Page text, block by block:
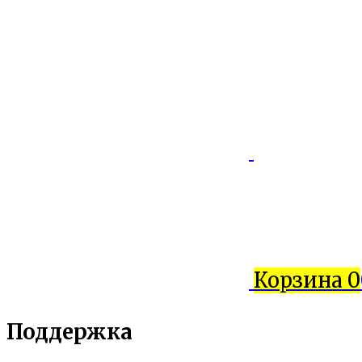
Корзина 0
Поддержка